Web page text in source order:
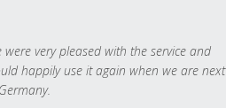
were very pleased with the service and
happily use it again when we are next